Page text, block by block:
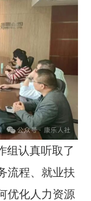
组认真听取了
流程、就业扶
优化人力资源